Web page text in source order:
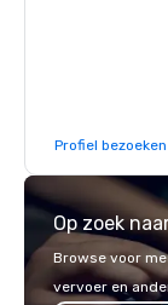
late model
highly
team of
you will know
with La Costa
Profiel bezoeken
Op zoek
Browse voor
vervoer en